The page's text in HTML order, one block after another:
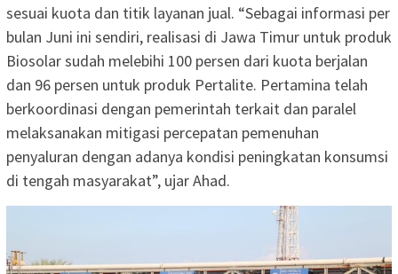
sesuai kuota dan titik layanan jual. “Sebagai informasi per
bulan Juni ini sendiri, realisasi di Jawa Timur untuk produk
Biosolar sudah melebihi 100 persen dari kuota berjalan
dan 96 persen untuk produk Pertalite. Pertamina telah
berkoordinasi dengan pemerintah terkait dan paralel
melaksanakan mitigasi percepatan pemenuhan
penyaluran dengan adanya kondisi peningkatan konsumsi
di tengah masyarakat”, ujar Ahad.